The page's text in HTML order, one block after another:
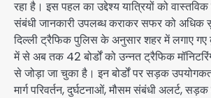
रहा है। इस पहल का उद्देश्य यात्रियों को
संबंधी जानकारी उपलब्ध कराकर सफर को अधिक
दिल्ली ट्रैफिक पुलिस के अनुसार शहर में लगाए गए
में से अब तक 42 बोर्डों को उन्नत ट्रैफिक
से जोड़ा जा चुका है। इन बोर्डों पर सड़क
मार्ग परिवर्तन, दुर्घटनाओं, मौसम संबंधी अलर्ट,